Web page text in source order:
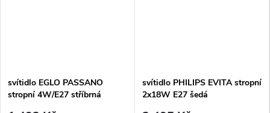
svítidlo EGLO PASSANO
stropní 4W/E27 stříbrná
svítidlo PHILIPS EVITA stropní
2x18W E27 šedá